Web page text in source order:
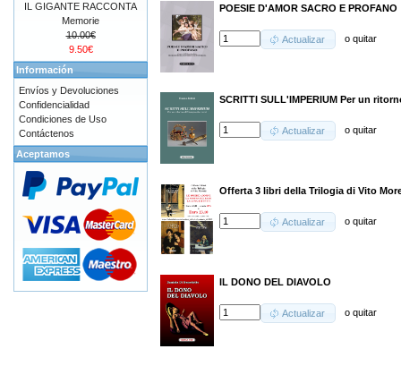
POESIE D'AMOR SACRO E PROFANO
Actualizar oquitar
SCRITTI SULL'IMPERIUM Per un
Actualizar oquitar
Offerta 3 libri della Trilogia di Vito
Actualizar oquitar
IL DONO DEL DIAVOLO
Actualizar oquitar
IL GIGANTE RACCONTA
Memorie
10.00€
9.50€
Información
Envíos y Devoluciones
Confidencialidad
Condiciones de Uso
Contáctenos
Aceptamos